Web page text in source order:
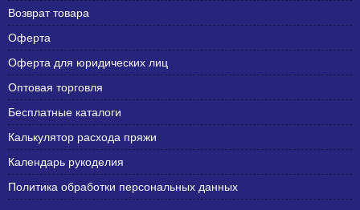
Возврат товара
Оферта
Оферта для юридических лиц
Оптовая торговля
Бесплатные каталоги
Калькулятор расхода пряжи
Календарь рукоделия
Политика обработки персональных данных